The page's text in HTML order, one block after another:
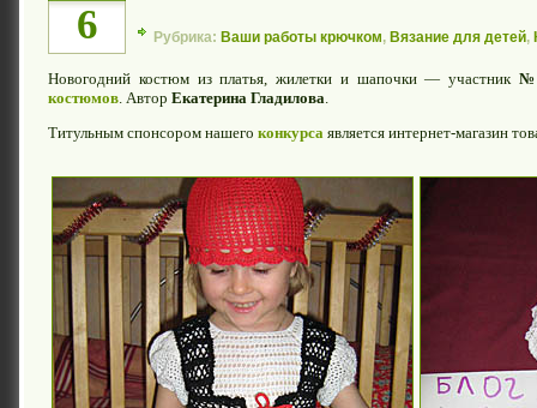
6 Рубрика: Ваши работы крючком, Вязание для детей,
Новогодний костюм из платья, жилетки и шапочки — участник№
костюмов. Автор Екатерина Гладилова.
Титульным спонсором нашего конкурса является интернет-магазин